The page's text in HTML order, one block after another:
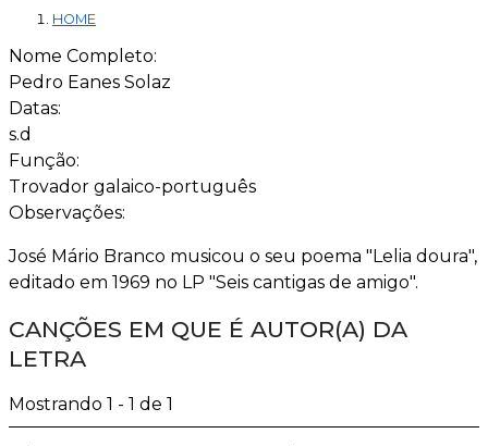
HOME
Nome Completo:
Pedro Eanes Solaz
Datas:
s.d
Função:
Trovador galaico-português
Observações:
José Mário Branco musicou o seu poema "Lelia doura",
editado em 1969 no LP "Seis cantigas de amigo".
CANÇÕES EM QUE É AUTOR(A) DA
LETRA
Mostrando 1 - 1 de 1